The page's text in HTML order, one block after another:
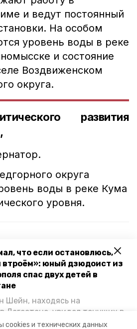
cookies и технических данных
что если остановлюсь,
втроём»: юный дзюдоист из
спас двух детей в
Шейн, находясь на
Дегестане, увидел тонущих в
и бросился на помощь. По
и ведут постоянный
На особом
уровень воды в реке
и состояние
Воздвиженском
округа.
развития
округа
воды в реке Кума
уровня.
посадили на
акции «Сад памяти»
о подъёме
Уровень воды в
опасных отметок